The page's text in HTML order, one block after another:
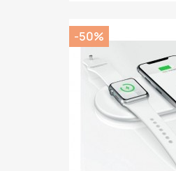
-50%